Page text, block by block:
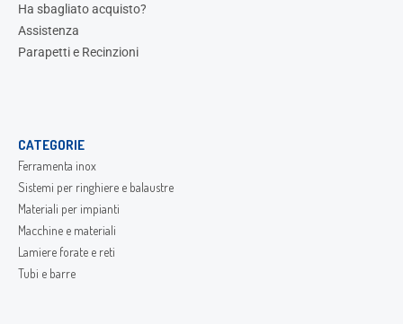
Ha sbagliato acquisto?
Assistenza
Parapetti e Recinzioni
CATEGORIE
Ferramenta inox
Sistemi per ringhiere e balaustre
Materiali per impianti
Macchine e materiali
Lamiere forate e reti
Tubi e barre